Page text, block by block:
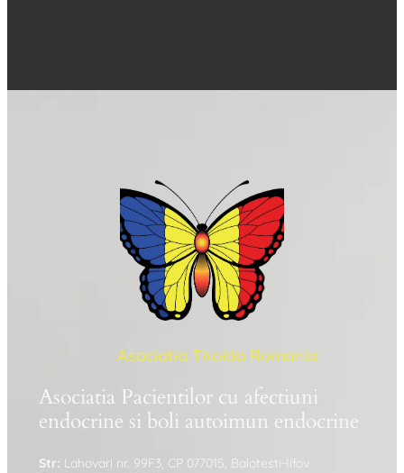
Asociatia Tiroida Romania
Asociatia Pacientilor cu afectiuni
endocrine si boli autoimun endocrine
Str: Lahovari nr. 99F3, CP 077015, Balotesti-Ilfov